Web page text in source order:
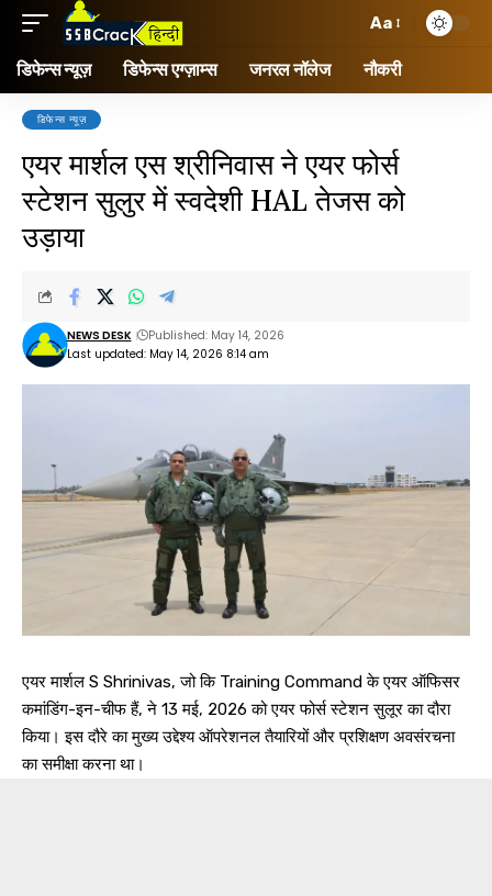
Aa
डिफेन्स न्यूज़ डिफेन्स एग्ज़ाम्स जनरल नॉलेज नौकरी
डिफेन्स न्यूज़
एयर मार्शल एस श्रीनिवास ने एयर फोर्स
स्टेशन सुलुर में स्वदेशी HAL तेजस को
उड़ाया
Last updated: May 14, 2026 8:14 am
NEWS DESK Published: May 14, 2026
एयर मार्शल S Shrinivas, जो कि Training Command के एयर ऑफिसर
कमांडिंग-इन-चीफ हैं, ने 13 मई, 2026 को एयर फोर्स स्टेशन सुलूर का दौरा
किया। इस दौरे का मुख्य उद्देश्य ऑपरेशनल तैयारियों और प्रशिक्षण अवसंरचना
का समीक्षा करना था।